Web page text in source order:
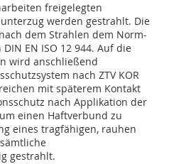
freigelegten
werden gestrahlt. Die
dem Strahlen dem Norm-
EN ISO 12 944. Auf die
wird anschließend
nach ZTV KOR
mit späterem Kontakt
nach Applikation der
einen Haftverbund zu
eines tragfähigen, rauhen
gestrahlt.